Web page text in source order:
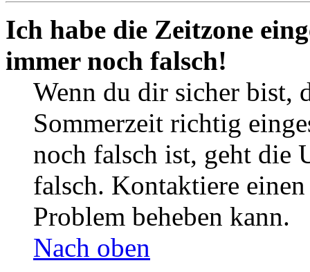
Ich habe die Zeitzone
immer noch falsch!
Wenn du dir sicher bist,
Sommerzeit richtig
noch falsch ist, geht die
falsch. Kontaktiere
Problem beheben kann.
Nach oben